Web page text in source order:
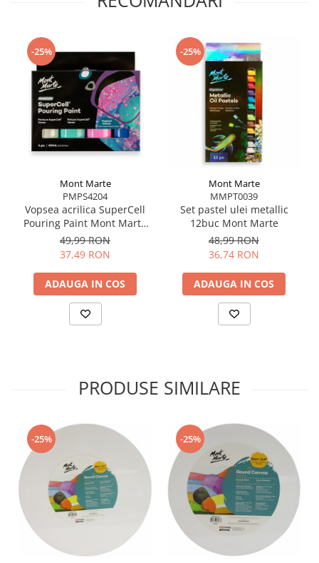
picturi decorative
tablouri moderne minimaliste
Poate fi folosită pentru
cadouri
personalizatesau proiecte DIY creative
Nu este recomandată pentru guașe și acuarele.
-25%
Mont Marte
PMPS4204
Vopsea acrilica SuperCell
Pouring Paint Mont Marte
4buc x60ml - Tropical
Ocean
49,99 RON
37,49 RON
ADAUGA IN COS
-25%
Mont Marte
MMPT0039
Set pastel ulei metallic
12buc Mont Marte
48,99 RON
36,74 RON
ADAUGA IN COS
PRODUSE SIMILARE
-25% -25%